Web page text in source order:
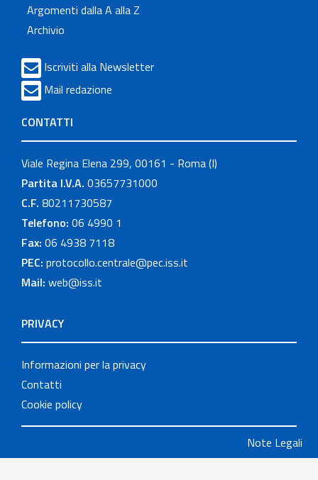
Argomenti dalla A alla Z
Archivio
Iscriviti alla Newsletter
Mail redazione
CONTATTI
Viale Regina Elena 299, 00161 - Roma (I)
Partita I.V.A. 03657731000
C.F. 80211730587
Telefono: 06 4990 1
Fax: 06 4938 7118
PEC: protocollo.centrale@pec.iss.it
Mail: web@iss.it
PRIVACY
Informazioni per la privacy
Contatti
Cookie policy
Note Legali